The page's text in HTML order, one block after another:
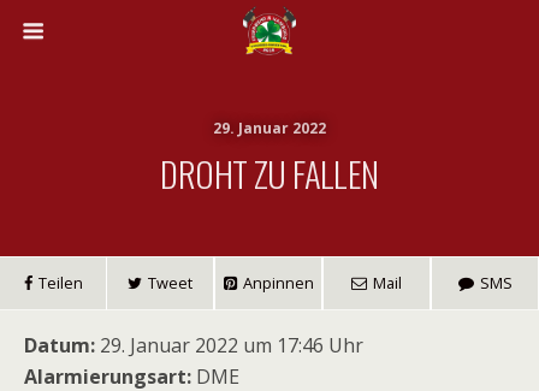
29. Januar 2022
DROHT ZU FALLEN
Teilen Tweet Anpinnen Mail SMS
Datum: 29. Januar 2022 um 17:46 Uhr
Alarmierungsart: DME